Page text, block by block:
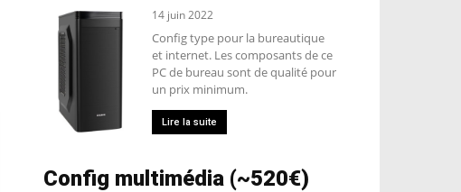
14 juin 2022
Config type pour la bureautique
et internet. Les composants de ce
PC de bureau sont de qualité pour
un prix minimum.
Lire la suite
Config multimédia (~520€)